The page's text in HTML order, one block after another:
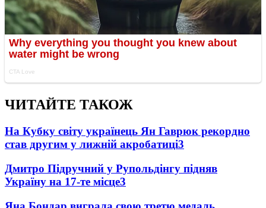
ЧИТАЙТЕ ТАКОЖ
На Кубку світу українець Ян Гаврюк рекордно
став другим у лижній акробатиці3
Дмитро Підручний у Рупольдінгу підняв
Україну на 17-те місце3